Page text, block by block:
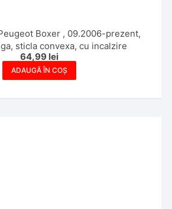
Boxer , 09.2006-prezent,
sticla convexa, cu incalzire
64,99 lei
ADAUGĂ ÎN COȘ